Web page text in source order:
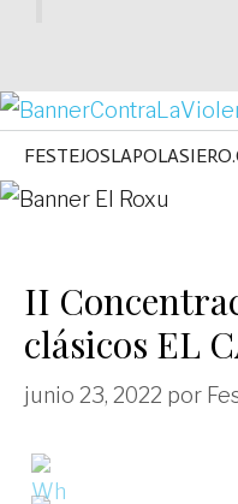
II
clásicos EL
junio 23, 2022 por